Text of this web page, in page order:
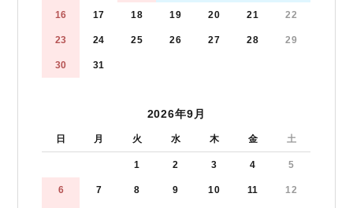
16 17 18 19 20 21 22
23 24 25 26 27 28 29
30 31
2026年9月
日 月 火 水 木 金 土
1 2 3 4 5
6 7 8 9 10 11 12